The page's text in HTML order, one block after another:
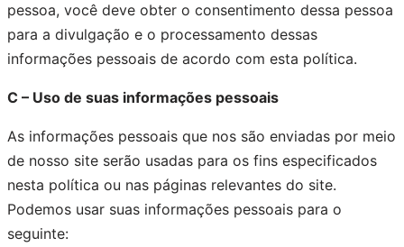
pessoa, você deve obter o consentimento dessa pessoa
para a divulgação e o processamento dessas
informações pessoais de acordo com esta política.
C – Uso de suas informações pessoais
As informações pessoais que nos são enviadas por meio
de nosso site serão usadas para os fins especificados
nesta política ou nas páginas relevantes do site.
Podemos usar suas informações pessoais para o
seguinte: